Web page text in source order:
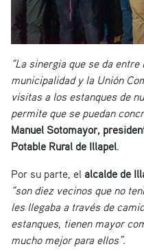
“La sinergia que se da
municipalidad y la Unión
visitas a los estanques de
permite que se puedan
Manuel Sotomayor,
Potable Rural de Illapel.
Por su parte, el alcalde de
“son diez vecinos que no
les llegaba a través de
estanques, tienen mayor
mucho mejor para ellos”.